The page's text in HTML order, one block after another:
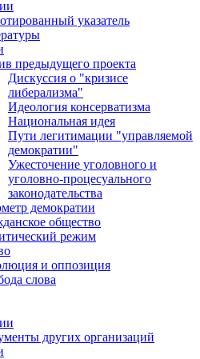
указатель
предыдущего проекта
Дискуссия о "кризисе
либерализма"
Идеология консерватизма
Национальная идея
Пути легитимации "управляемой
демократии"
Ужесточение уголовного и
уголовно-процесуального
законодательства
демократии
общество
режим
и оппозиция
слова
других организаций